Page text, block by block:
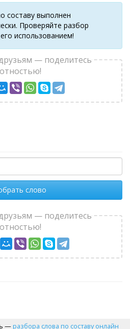
составу выполнен
Проверяйте разбор
использованием!
— поделитесь
слово
— поделитесь
—разбора слова по составу онлайн